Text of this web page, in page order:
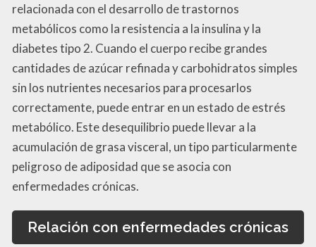
relacionada con el desarrollo de trastornos
metabólicos como la resistencia a la insulina y la
diabetes tipo 2. Cuando el cuerpo recibe grandes
cantidades de azúcar refinada y carbohidratos simples
sin los nutrientes necesarios para procesarlos
correctamente, puede entrar en un estado de estrés
metabólico. Este desequilibrio puede llevar a la
acumulación de grasa visceral, un tipo particularmente
peligroso de adiposidad que se asocia con
enfermedades crónicas.
Relación con enfermedades crónicas